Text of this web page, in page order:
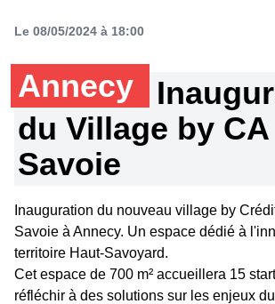
Le 08/05/2024 à 18:00
Annecy
du Village by
Savoie
Inauguration du nouveau village by
Savoie à Annecy. Un espace dédié à
territoire Haut-Savoyard.
Cet espace de 700 m² accueillera 15
réfléchir à des solutions sur les enjeux